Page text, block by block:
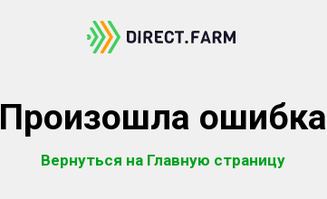
Произошла ошибка
Вернуться на Главную страницу